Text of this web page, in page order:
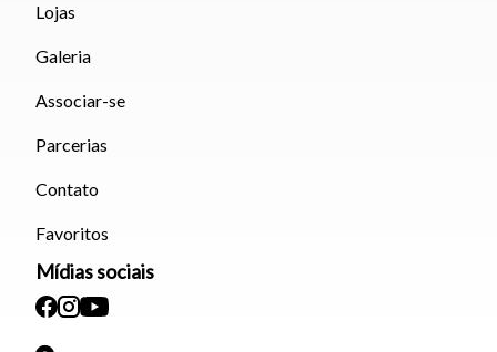
Lojas
Galeria
Associar-se
Parcerias
Contato
Favoritos
Mídias sociais